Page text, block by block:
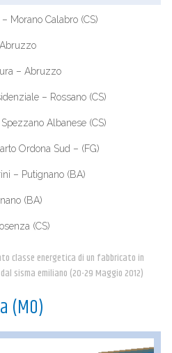
Morano Calabro (CS)
– Abruzzo
– Rossano (CS)
Albanese (CS)
Ordona Sud – (FG)
– Putignano (BA)
(BA)
(CS)
classe energetica di un fabbricato in
sisma emiliano (20-29 Maggio 2012)
(MO)